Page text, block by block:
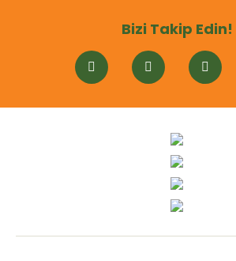
Bizi Takip Edin!